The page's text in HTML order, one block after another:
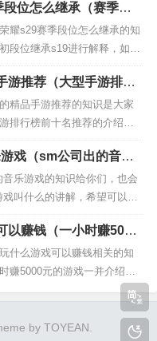
？ 2、口袋妖怪有什么好玩的
戏排行榜前十名 4、宝可梦单
介绍给我一些神奇宝贝的游
位怎么继承（赛季初
耀s29赛季段位怎么继承的知
段位继承s19进行解释，如果
的问题，别忘了关注本站，
一览： 1、王者荣耀段位继
季段位继承规则 3、王者荣
的？ 4、王者荣耀s29什么...
游推荐（大型手游排行
精品手游推荐的知识是大家
排行榜前十名推荐的介绍也
希望可以让大家解决现在的
1、2019十大良心手游推
国外有哪些好玩的手游 帮推
大手游排行榜，有哪些比较
戏（sm公司出的音乐
乐游戏的知识给你们，也会
叫什么的讲解，希望可以解
文目录一览： 1、sm公司出
少女时代等艺人的音乐游
是哪个？ 3、请给我SM公司
资料？...
以赚钱（一小时赚5000
什么游戏可以赚钱相关的知
赚5000元的游戏一并介绍，
面临的问题，别忘了关注本
目录一览： 1、现在什么网
游戏有哪些？ 3、有什么手游
by TOYEAN